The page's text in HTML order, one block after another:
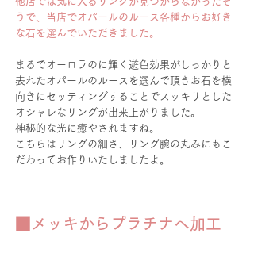
うで、当店でオパールのルース各種からお好き
な石を選んでいただきました。
まるでオーロラのに輝く遊色効果がしっかりと
表れたオパールのルースを選んで頂きお石を横
向きにセッティングすることでスッキリとした
オシャレなリングが出来上がりました。
神秘的な光に癒やされますね。
こちらはリングの細さ、リング腕の丸みにもこ
だわってお作りいたしましたよ。
■メッキからプラチナへ加工